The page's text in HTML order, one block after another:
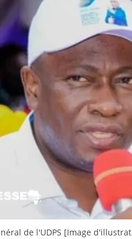
de l'UDPS [Image